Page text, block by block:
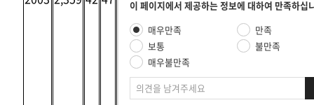
콘
츠
만
족
도
조
사
이 페이지에서 제공하는 정보에 대하여 만족하십
만
족
도
평
가
매우만족
만족
보통
불만족
매우불만족
의
견